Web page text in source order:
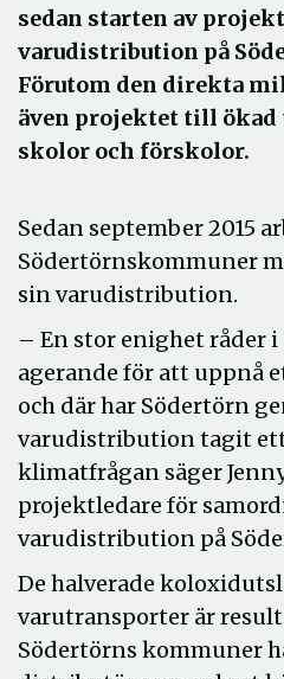
sedan starten av
varudistribution på
Förutom den direkta
även projektet till
skolor och förskolor.
Sedan september 2015
Södertörnskommuner
sin varudistribution.
– En stor enighet råder
agerande för att uppnå
och där har Södertörn
varudistribution tagit
klimatfrågan säger
projektledare för
varudistribution på
De halverade
varutransporter är
Södertörns kommuner